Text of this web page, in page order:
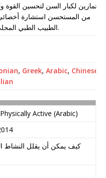
تمارين لكبار السن لتحسين القوة
من المستحسن استشارة أخصائي
الطبيب الطبي المحلي قبل بدء التمارين.
, Greek, Arabic, Chinese
Active (Arabic)
كيف يمكن أن يقلل النشاط